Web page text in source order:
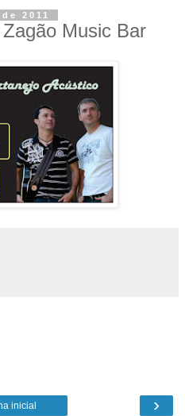
2011
Music Bar
›
inicial